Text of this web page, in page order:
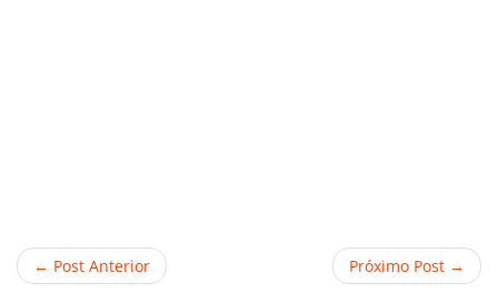
← Post Anterior Próximo Post →